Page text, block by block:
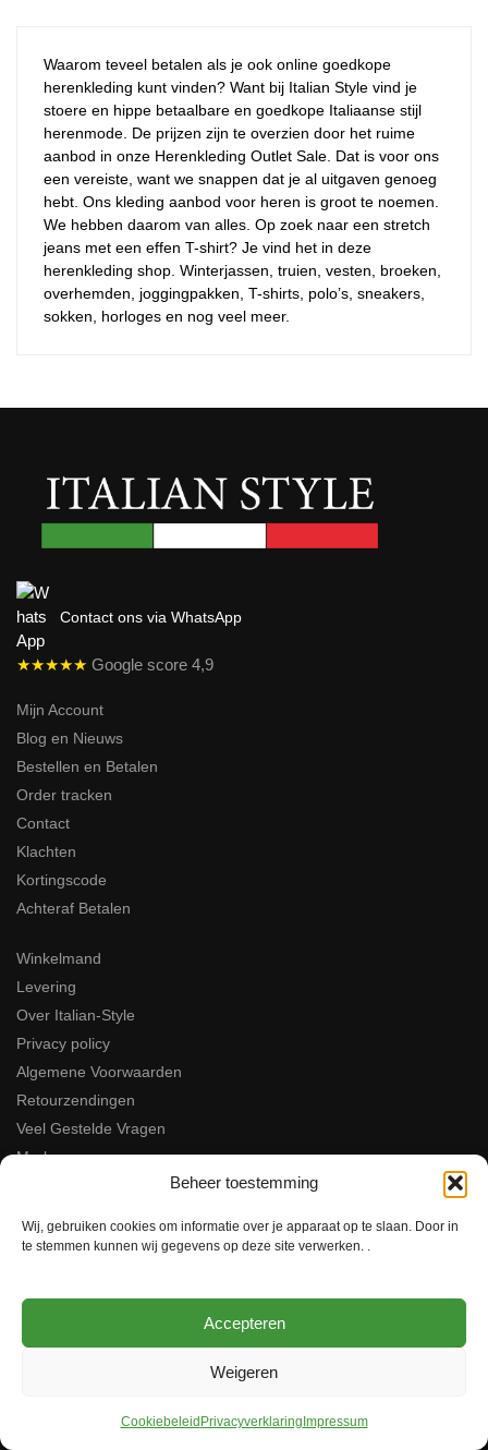
Beheer toestemming
Wij, gebruiken cookies om informatie over je apparaat op te slaan. Door in
te stemmen kunnen wij gegevens op deze site verwerken. .
Accepteren
Weigeren
Cookiebeleid Privacyverklaring Impressum
Waarom teveel betalen als je ook online goedkope
herenkleding kunt vinden? Want bij Italian Style vind je
stoere en hippe betaalbare en goedkope Italiaanse stijl
herenmode. De prijzen zijn te overzien door het ruime
aanbod in onze Herenkleding Outlet Sale. Dat is voor ons
een vereiste, want we snappen dat je al uitgaven genoeg
hebt. Ons kleding aanbod voor heren is groot te noemen.
We hebben daarom van alles. Op zoek naar een stretch
jeans met een effen T-shirt? Je vind het in deze
herenkleding shop. Winterjassen, truien, vesten, broeken,
overhemden, joggingpakken, T-shirts, polo’s, sneakers,
sokken, horloges en nog veel meer.
Contact ons via WhatsApp
★★★★★ Google score 4,9
Mijn Account
Blog en Nieuws
Bestellen en Betalen
Order tracken
Contact
Klachten
Kortingscode
Achteraf Betalen
Winkelmand
Levering
Over Italian-Style
Privacy policy
Algemene Voorwaarden
Retourzendingen
Veel Gestelde Vragen
Merken
Keteldiep 25 F
8321MH Urk
0617052091
KvK: 94547521
Beoordeel ons op Google!